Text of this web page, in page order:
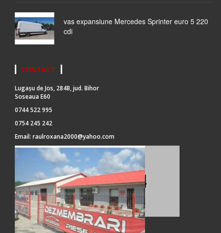
vas expansiune Mercedes Sprinter euro 5 220
cdi
CONTACT
Lugașu de Jos, 284B, jud. Bihor
Soseaua E60
0744 522 995
0754 245 242
Email: raulroxana2000@yahoo.com